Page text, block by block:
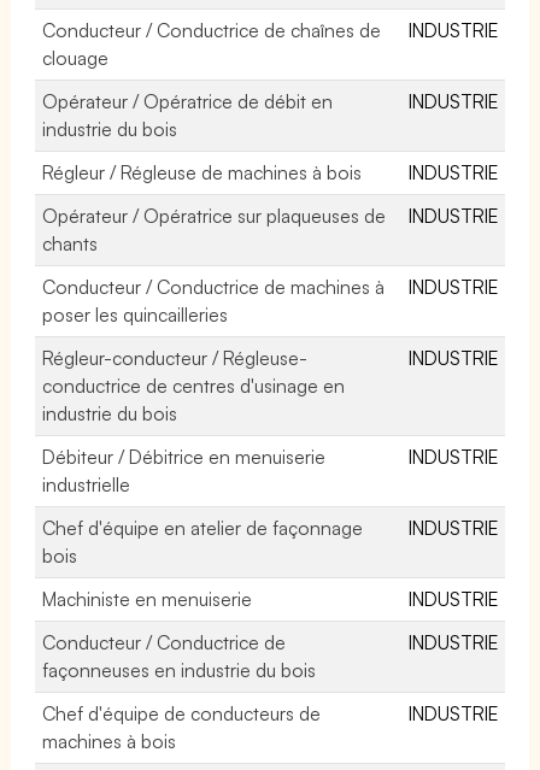
Conducteur / Conductrice de chaînes de
clouage
INDUSTRIE
Opérateur / Opératrice de débit en
industrie du bois
INDUSTRIE
Régleur / Régleuse de machines à bois
INDUSTRIE
Opérateur / Opératrice sur plaqueuses de
chants
INDUSTRIE
Conducteur / Conductrice de machines à
poser les quincailleries
INDUSTRIE
Régleur-conducteur / Régleuse-
conductrice de centres d'usinage en
industrie du bois
INDUSTRIE
Débiteur / Débitrice en menuiserie
industrielle
INDUSTRIE
Chef d'équipe en atelier de façonnage
bois
INDUSTRIE
Machiniste en menuiserie
INDUSTRIE
Conducteur / Conductrice de
façonneuses en industrie du bois
INDUSTRIE
Chef d'équipe de conducteurs de
machines à bois
INDUSTRIE